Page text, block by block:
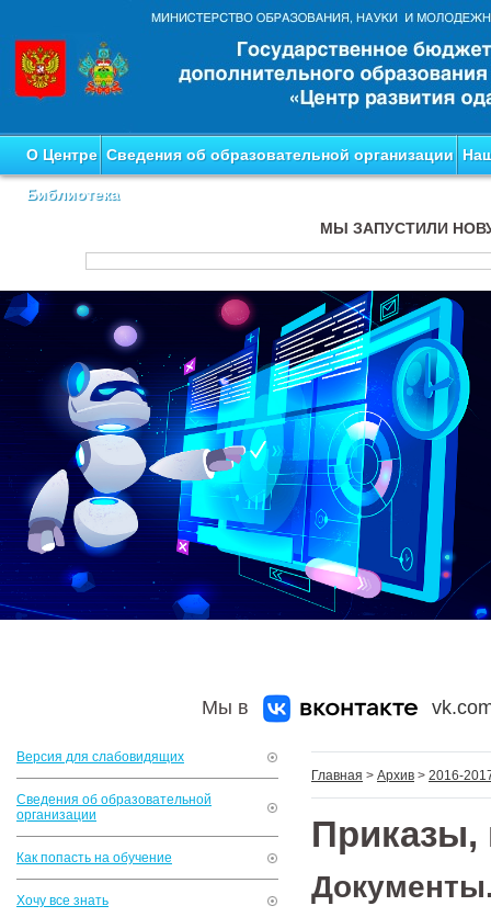
О Центре Сведения об образовательной организации
Библиотека
МЫ ЗАПУСТИЛИ
Мы в
Версия для слабовидящих
Сведения об образовательной
организации
Как попасть на обучение
Хочу все знать
Главная > Архив > 2016-
Приказы,